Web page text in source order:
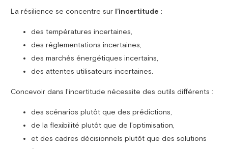
La résilience se concentre sur l’incertitude :
des températures incertaines,
des réglementations incertaines,
des marchés énergétiques incertains,
des attentes utilisateurs incertaines.
Concevoir dans l’incertitude nécessite des outils différents :
des scénarios plutôt que des prédictions,
de la flexibilité plutôt que de l’optimisation,
et des cadres décisionnels plutôt que des solutions